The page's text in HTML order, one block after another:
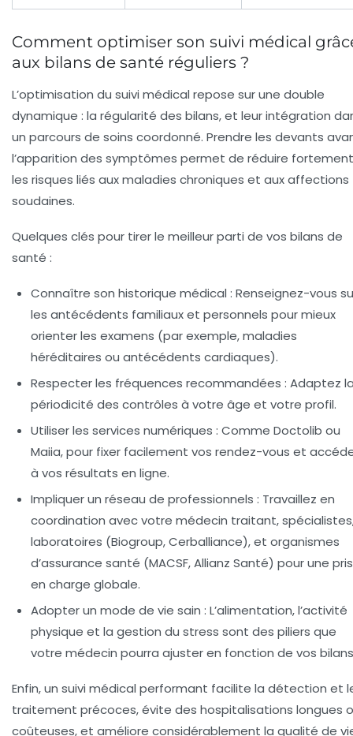
Comment optimiser son suivi médical
aux bilans de santé réguliers ?
L’optimisation du suivi médical repose sur une double
dynamique : la régularité des bilans, et leur intégration
un parcours de soins coordonné. Prendre les devants
l’apparition des symptômes permet de réduire fortement
les risques liés aux maladies chroniques et aux affections
soudaines.
Quelques clés pour tirer le meilleur parti de vos bilans de
santé :
Connaître son historique médical : Renseignez-vous
les antécédents familiaux et personnels pour mieux
orienter les examens (par exemple, maladies
héréditaires ou antécédents cardiaques).
Respecter les fréquences recommandées : Adaptez
périodicité des contrôles à votre âge et votre profil.
Utiliser les services numériques : Comme Doctolib ou
Maiia, pour fixer facilement vos rendez-vous et
à vos résultats en ligne.
Impliquer un réseau de professionnels : Travaillez en
coordination avec votre médecin traitant,
laboratoires (Biogroup, Cerballiance), et organismes
d’assurance santé (MACSF, Allianz Santé) pour une
en charge globale.
Adopter un mode de vie sain : L’alimentation, l’activité
physique et la gestion du stress sont des piliers que
votre médecin pourra ajuster en fonction de vos
Enfin, un suivi médical performant facilite la détection et
traitement précoces, évite des hospitalisations longues
coûteuses, et améliore considérablement la qualité de